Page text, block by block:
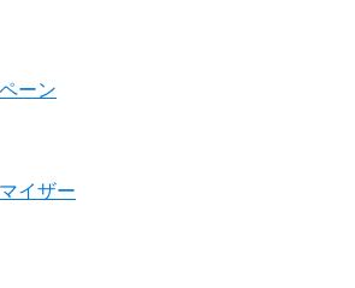
ーン
イザー